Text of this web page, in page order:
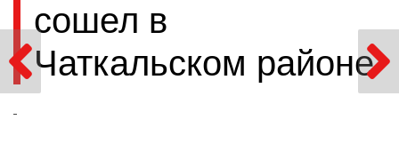
сошел в
Чаткальском районе